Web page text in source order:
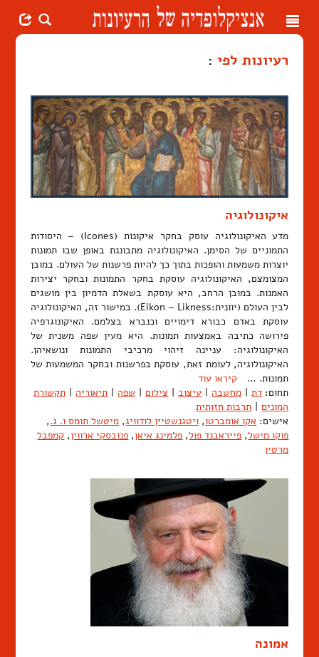
Toggle
רעיונות לפי :
איקונולוגיה
מדע האיקונולוגיה עוסק בחקר איקונות (Icones) – היסודות
התמוניים של הסימן. האיקונולוגיה מתבוננת באופן שבו תמונות
יוצרות משמעות והופכות בתוך כך להיות פרשנות של העולם. במובן
המצומצם, האיקונולוגיה עוסקת בחקר התמונות ובחקר יצירות
האמנות. במובן הרחב, היא עוסקת בשאלת הדמיון בין מושגים
לבין העולם (יוונית:Eikon – Likness). במישור זה, האיקונולוגיה
עוסקת באדם כבורא דימויים וכנברא בצלמם. האיקונוגרפיה
פירושה כתיבה באמצעות תמונות. היא מעין שפה משנית של
האיקונולוגיה: עניינה זיהוי מרכיבי התמונות ונושאיהן.
האיקונולוגיה, לעומת זאת, עוסקת בפרשנות ובחקר המשמעות של
תמונות. … קיראו עוד
תחום: דת מחשבה עיצוב צילום שפה תיאוריה
תקשורת
המונים
תרבות חזותית
אישים: אקו אומברטו, ויטגנשטיין לודוויג, מיטשל תומס ו. ג.,
פוקו מישל, פייראבנד פול, פלמינג איאן, פנובסקי ארווין, קמפבל
מרטין
אמונה